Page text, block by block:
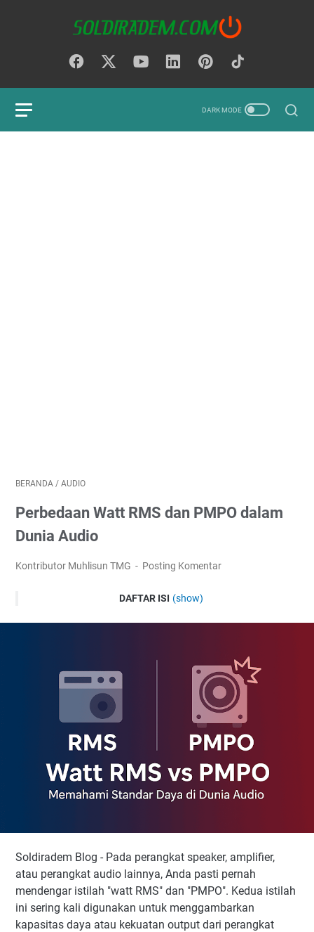
BERANDA / AUDIO
Perbedaan Watt RMS dan PMPO dalam
Dunia Audio
Kontributor Muhlisun TMG Posting Komentar
DAFTAR ISI (show)
Perbedaan Utama: Daya Kontinu vs Daya Puncak
Mengapa Watt RMS Lebih Penting dari PMPO?
Bagaimana Memilih Perangkat Audio Berdasarkan Watt
RMS dan PMPO?
Kesimpulan
Soldiradem Blog - Pada perangkat speaker, amplifier,
atau perangkat audio lainnya, Anda pasti pernah
mendengar istilah "watt RMS" dan "PMPO". Kedua istilah
ini sering kali digunakan untuk menggambarkan
kapasitas daya atau kekuatan output dari perangkat